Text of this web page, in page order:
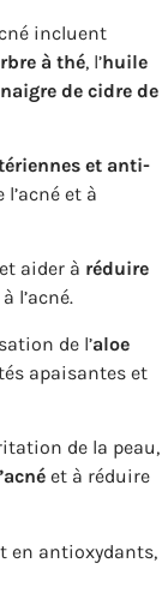
incluent
à thé, l’huile
de cidre de
et anti-
et à
aider à réduire
l’acné.
de l’aloe
apaisantes et
de la peau,
et à réduire
en antioxydants,